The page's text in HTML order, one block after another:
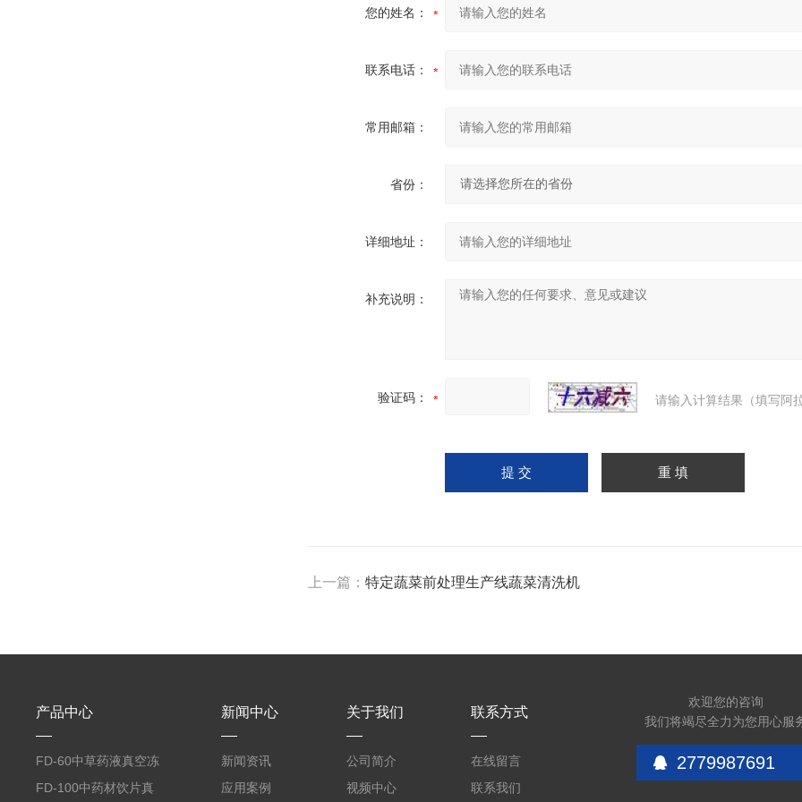
您的姓名：
联系电话：
常用邮箱：
省份：
详细地址：
补充说明：
验证码： 请输入计算结果（填写阿
上一篇： 特定蔬菜前处理生产线蔬菜清洗机
产品中心
FD-60中草药液真空冻
干机
FD-100中药材饮片真
新闻中心
新闻资讯
应用案例
关于我们
公司简介
视频中心
联系方式
在线留言
联系我们
欢迎您的咨询
我们将竭尽全力为您用心服
2779987691